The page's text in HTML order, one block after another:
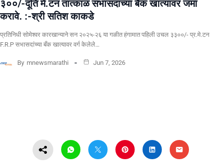
३००/-दूति मे.टन तात्काळ सभासदांच्या बैंक खात्यावर जमा
करावे. :-श्री सतिश काकडे
प्रतिनिधी सोमेश्वर कारखान्याने सन २०२५-२६ या गळीत हंगामात पहिली उचल ३३००/- प्र.मे.टन
F.R.P सभासदांच्या बँक खात्यावर वर्ग केलेले…
By mnewsmarathi Jun 7, 2026